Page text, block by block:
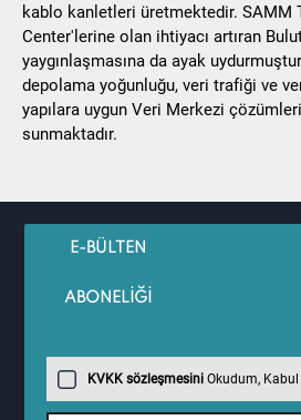
kablo kanletleri üretmektedir. SAMM
Center'lerine olan ihtiyacı artıran
yaygınlaşmasına da ayak
depolama yoğunluğu, veri trafiği ve
yapılara uygun Veri Merkezi
sunmaktadır.
E-BÜLTEN
ABONELİĞİ
KVKK sözleşmesini Okudum,